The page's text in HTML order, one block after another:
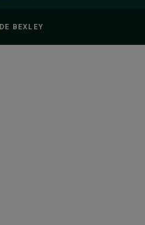
DE BEXLEY